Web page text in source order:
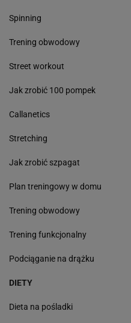
Spinning
Trening obwodowy
Street workout
Jak zrobić 100 pompek
Callanetics
Stretching
Jak zrobić szpagat
Plan treningowy w domu
Trening obwodowy
Trening funkcjonalny
Podciąganie na drążku
DIETY
Dieta na pośladki